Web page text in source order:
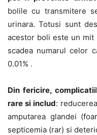
bolile cu transmitere
urinara. Totusi sunt
acestor boli este un mit
scadea numarul celor
0.01% .
Din fericire,
rare si includ:
amputarea glandei
septicemia (rar) si